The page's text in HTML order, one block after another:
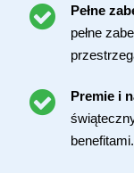
Pełne
pełne
Premie i
benefitami.